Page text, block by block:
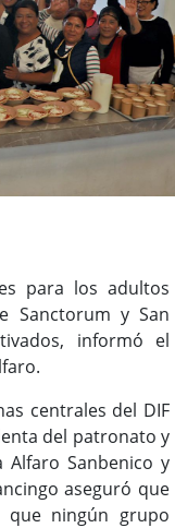
para los adultos
Sanctorum y San
informó el
centrales del DIF
del patronato y
Alfaro Sanbenico y
aseguró que
que ningún grupo